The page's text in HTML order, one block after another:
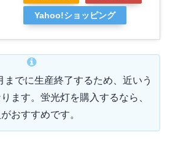
Yahoo!ショッピング
でに生産終了するため、近いう
ます。蛍光灯を購入するなら、
おすすめです。